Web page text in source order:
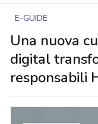
E-GUIDE
Una nuova
digital
responsabili